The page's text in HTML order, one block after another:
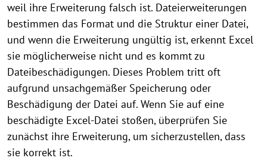
weil ihre Erweiterung falsch ist. Dateierweiterungen
bestimmen das Format und die Struktur einer Datei,
und wenn die Erweiterung ungültig ist, erkennt Excel
sie möglicherweise nicht und es kommt zu
Dateibeschädigungen. Dieses Problem tritt oft
aufgrund unsachgemäßer Speicherung oder
Beschädigung der Datei auf. Wenn Sie auf eine
beschädigte Excel-Datei stoßen, überprüfen Sie
zunächst ihre Erweiterung, um sicherzustellen, dass
sie korrekt ist.